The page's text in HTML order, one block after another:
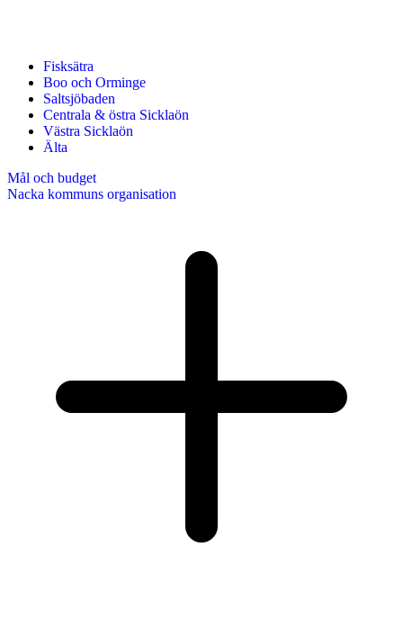
Fisksätra
Boo och Orminge
Saltsjöbaden
Centrala & östra Sicklaön
Västra Sicklaön
Älta
Mål och budget
Nacka kommuns organisation